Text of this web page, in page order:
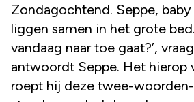
Zondagochtend. Seppe,
liggen samen in het grote
vandaag naar toe gaat?’, vraag
antwoordt Seppe. Het hierop
roept hij deze twee-